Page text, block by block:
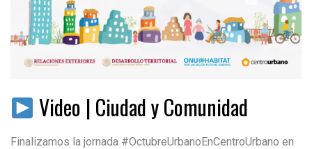
Video | Ciudad y Comunidad
Finalizamos la jornada #OctubreUrbanoEnCentroUrbano en